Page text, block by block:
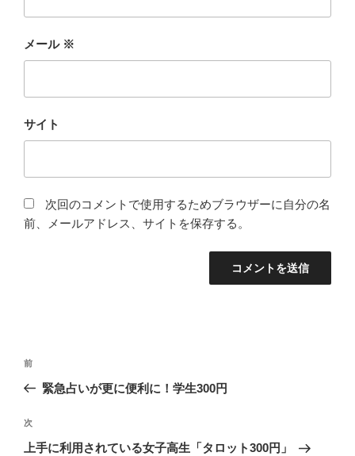
メール ※
サイト
次回のコメントで使用するためブラウザーに自分の名
前、メールアドレス、サイトを保存する。
投
ビ
ゲ
前
の
稿
前
緊急占いが更に便利に！学生300円
次
の
次
上手に利用されている女子高生「タロット300円」